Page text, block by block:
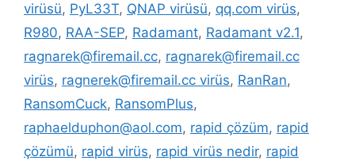
virüsü, PyL33T, QNAP virüsü, qq.com virüs,
R980, RAA-SEP, Radamant, Radamant v2.1,
ragnarek@firemail.cc, ragnarek@firemail.cc
virüs, ragnerek@firemail.cc virüs, RanRan,
RansomCuck, RansomPlus,
raphaelduphon@aol.com, rapid çözüm, rapid
çözümü, rapid virüs, rapid virüs nedir, rapid